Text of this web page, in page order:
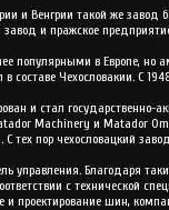
и Венгрии такой же
завод и пражское
популярными в Европе,
в составе Чехословакии. С
и стал
Machinery и Matador
тех пор чехословацкий
управления. Благодаря
с технической
проектирование шин,